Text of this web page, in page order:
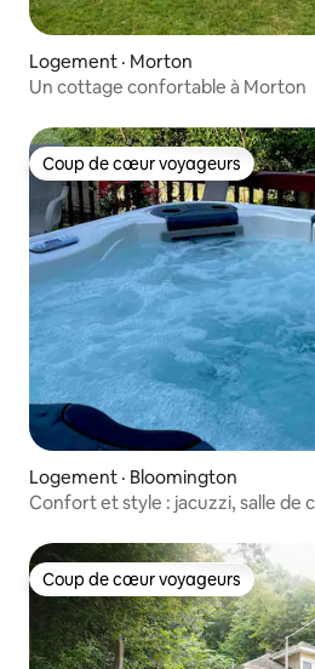
Logement · Morton
Un cottage confortable à Morton
Coup de cœur voyageurs
Coup de cœur voyageurs
Logement · Bloomington
Confort et style : jacuzzi, salle de
Coup de cœur voyageurs
Coup de cœur voyageurs